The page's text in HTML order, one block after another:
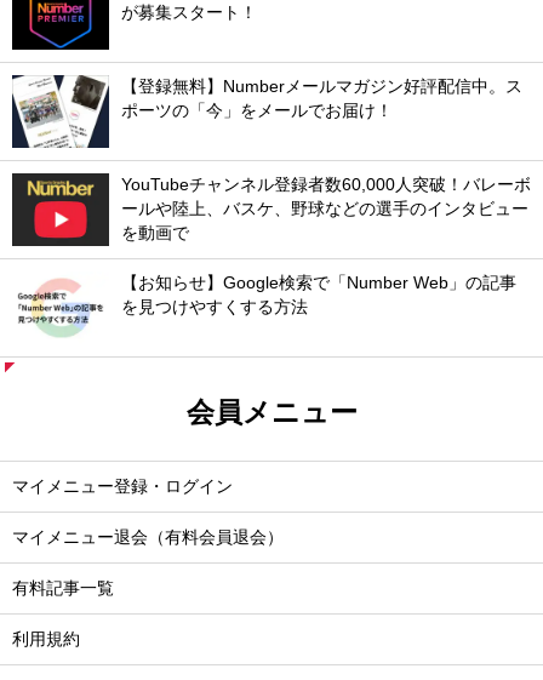
が募集スタート！
【登録無料】Numberメールマガジン好評配信中。ス
ポーツの「今」をメールでお届け！
YouTubeチャンネル登録者数60,000人突破！バレーボ
ールや陸上、バスケ、野球などの選手のインタビュー
を動画で
【お知らせ】Google検索で「Number Web」の記事
を見つけやすくする方法
会員メニュー
マイメニュー登録・ログイン
マイメニュー退会（有料会員退会）
有料記事一覧
利用規約